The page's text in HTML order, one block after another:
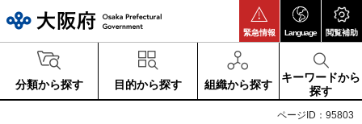
緊急情報 Language 閲覧補助
分類から探す 目的から探す 組織から探す
キーワードから
探す
ページID：95803